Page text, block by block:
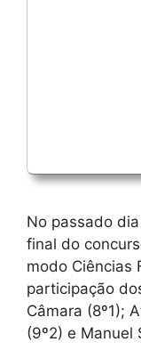
No passado
final do
modo Ciências
participação
Câmara (8º1);
(9º2) e Manuel